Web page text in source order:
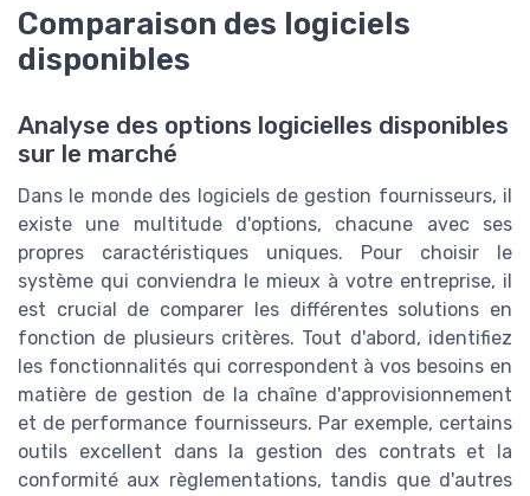
Comparaison des logiciels
disponibles
Analyse des options logicielles disponibles
sur le marché
Dans le monde des logiciels de gestion fournisseurs, il
existe une multitude d'options, chacune avec ses
propres caractéristiques uniques. Pour choisir le
système qui conviendra le mieux à votre entreprise, il
est crucial de comparer les différentes solutions en
fonction de plusieurs critères. Tout d'abord, identifiez
les fonctionnalités qui correspondent à vos besoins en
matière de gestion de la chaîne d'approvisionnement
et de performance fournisseurs. Par exemple, certains
outils excellent dans la gestion des contrats et la
conformité aux règlementations, tandis que d'autres